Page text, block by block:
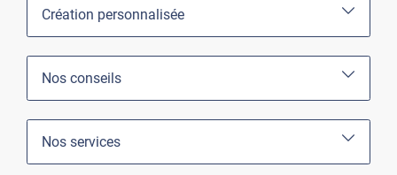
Création personnalisée
Nos conseils
Nos services